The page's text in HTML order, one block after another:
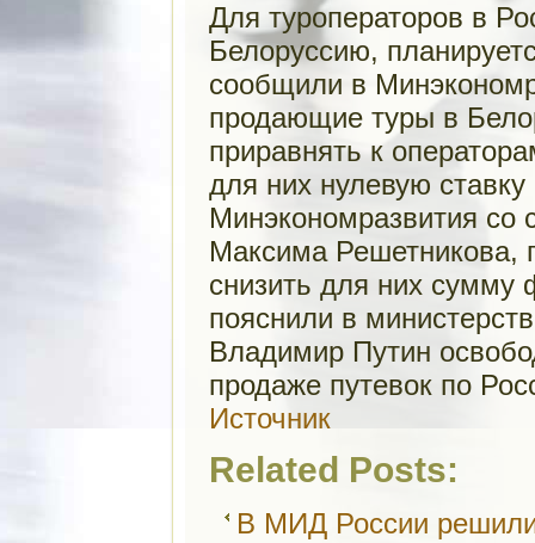
Для туроператоров в
Белоруссию,
сообщили в
продающие туры в
приравнять к
для них нулевую
Минэкономразвития со
Максима Решетникова,
снизить для них сумму
пояснили в
Владимир Путин
продаже путевок по
Источник
Related Posts:
В МИД России